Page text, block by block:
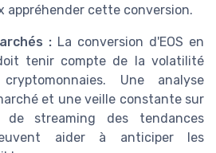
appréhender cette conversion.
: La conversion d'EOS en
tenir compte de la volatilité
Une analyse
et une veille constante sur
de streaming des tendances
aider à anticiper les